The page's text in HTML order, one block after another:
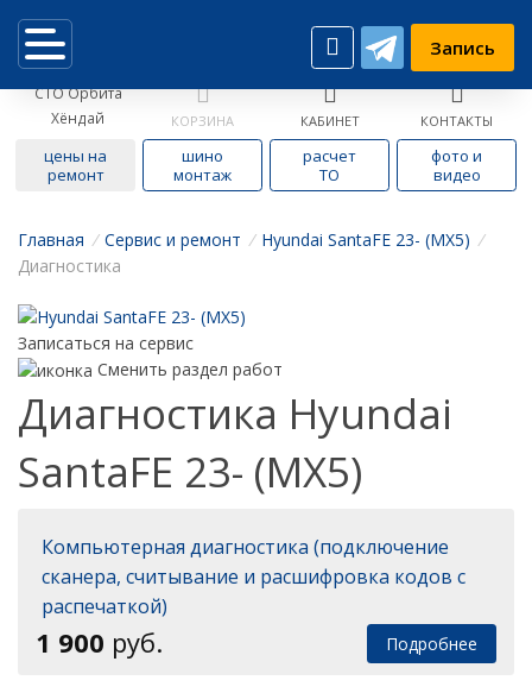
Запись
СТО Орбита
Хёндай
КОРЗИНА КАБИНЕТ КОНТАКТЫ
цены на
ремонт
шино
монтаж
расчет
ТО
фото и
видео
Главная / Cервис и ремонт / Hyundai SantaFE 23- (MX5) /
Диагностика
Записаться на сервис
Сменить раздел работ
Диагностика Hyundai
SantaFE 23- (MX5)
Компьютерная диагностика (подключение
сканера, считывание и расшифровка кодов с
распечаткой)
1 900 руб. Подробнее